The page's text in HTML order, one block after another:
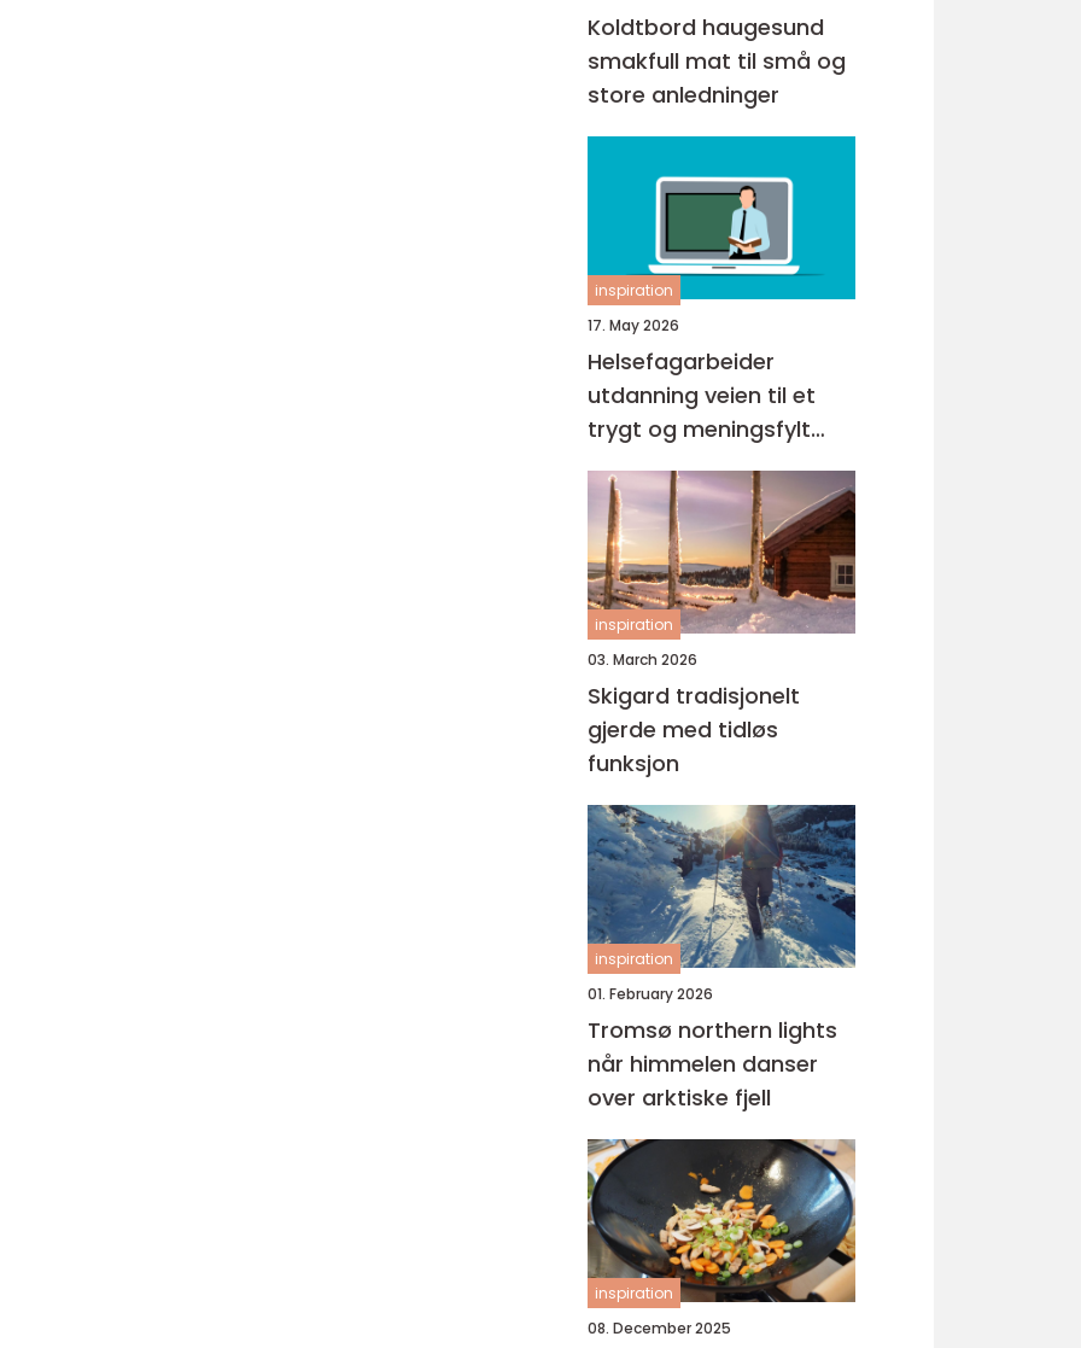
Koldtbord haugesund
smakfull mat til små og
store anledninger
inspiration
17. May 2026
Helsefagarbeider
utdanning veien til et
trygt og meningsfylt
yrke
inspiration
03. March 2026
Skigard tradisjonelt
gjerde med tidløs
funksjon
inspiration
01. February 2026
Tromsø northern lights
når himmelen danser
over arktiske fjell
inspiration
08. December 2025